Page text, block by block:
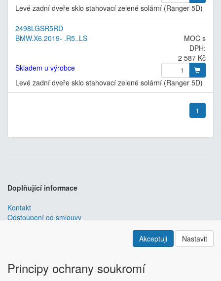
Levé zadní dveře sklo stahovací zelené solární (Ranger 5D)
2498LGSR5RD
BMW.X6.2019- .R5..LS
MOC s
DPH:
2 587 Kč
Skladem u výrobce
Levé zadní dveře sklo stahovací zelené solární (Ranger 5D)
1
Doplňující informace
Kontakt
Odstoupení od smlouvy
je nejlepším řešením e-commerce pro informační
ESHOP dodáváme předpřipravený s uživatelsky příjemnou
Akceptuji Nastavit
Principy ochrany soukromí